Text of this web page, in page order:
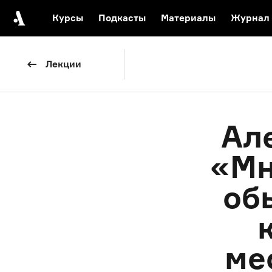
Лекции
Курсы Подкасты Материалы Журнал